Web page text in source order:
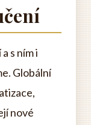
s ním i
Globální
nové